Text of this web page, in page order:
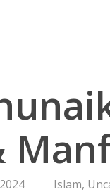
Islam,